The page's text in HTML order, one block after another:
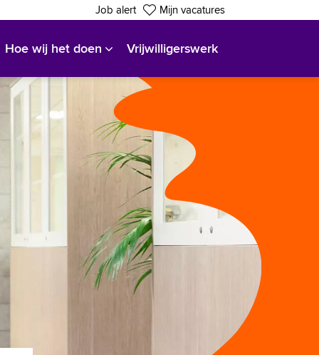
Job alert Mijn vacatures
Hoe wij het doen Vrijwilligerswerk